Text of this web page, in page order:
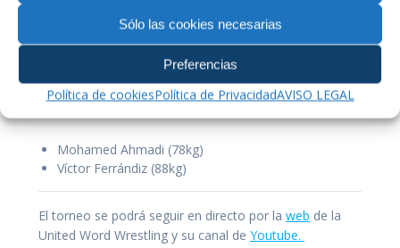
Sólo las cookies necesarias
Preferencias
Política de cookiesPolítica de PrivacidadAVISO LEGAL
Daniel Pérez (71kg)
Moisés Gómez (100kg)
Lucha olímpica
Mohamed Ahmadi (78kg)
Víctor Ferrándiz (88kg)
El torneo se podrá seguir en directo por la web de la
United Word Wrestling y su canal de Youtube.